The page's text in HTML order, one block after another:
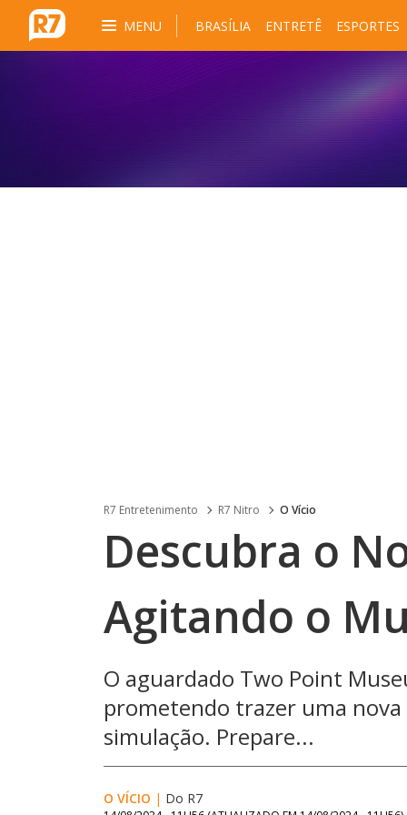
MENU BRASÍLIA ENTRETÊ ESPORTES
R7 Entretenimento R7 Nitro O Vício
Descubra o
Agitando o
O aguardado Two Point
prometendo trazer uma nova
simulação. Prepare...
O VÍCIO | Do R7